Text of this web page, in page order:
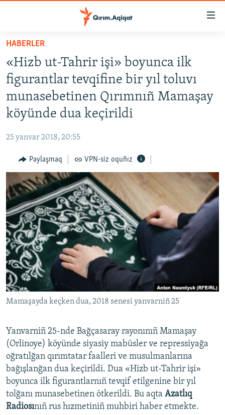
Esas
qaytmaq
Baş
navigatsiyağa
qaytmaq
Qıdıruvğa
HABERLER
SİYASET
İQTİSADİYAT
CEMİYET
İNSAN AQLARI
VİDEO
SÜRET
BLOGLAR
FİKİR
Русский
Українською
QOŞULIÑIZ!
RFE/RS bütün saytları
HABERLER
«Hizb ut-Tahrir işi» boyunca ilk
figurantlar tevqifine bir yıl toluvı
munasebetinen Qırımnıñ Mamaşay
köyünde dua keçirildi
25 yanvar 2018, 20:55
Paylaşmaq VPN-siz oquñız
Mamaşayda keçken dua, 2018 senesi yanvarniñ 25
Yanvarniñ 25-nde Bağçasaray rayonınıñ Mamaşay
(Orlinoye) köyünde siyasiy mabüsler ve repressiyağa
oğratılğan qırımtatar faalleri ve musulmanlarına
bağışlanğan dua keçirildi. Dua «Hizb ut-Tahrir işi»
boyunca ilk figurantlarnıñ tevqif etilgenine bir yıl
tolğanı munasebetinen ötkerildi. Bu aqta Azatlıq
Radiosınıñ rus hızmetiniñ muhbiri haber etmekte.